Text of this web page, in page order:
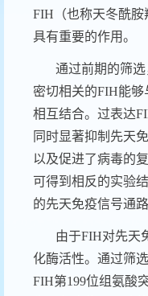
FIH （也称天冬酰
具有重要的作用。
通过前期的筛
密切相关的FIH能够
相互结合。过表达
同时显著抑制先天
以及促进了病毒的
可得到相反的实验
的先天免疫信号通路
由于FIH对先天
化酶活性。通过筛
FIH第199位组氨酸